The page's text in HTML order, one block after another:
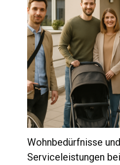
Wohnbedürfnisse und
Serviceleistungen